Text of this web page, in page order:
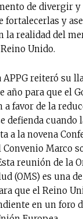
de divergir
fortalecerlas y
la realidad del
Unido.
reiteró su
año para que el
a favor de la
defienda cuando
a la novena
Convenio Marco
reunión de la
(OMS) es una
que el Reino
en un foro